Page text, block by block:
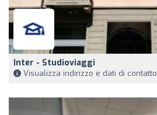
Inter - Studioviaggi
Visualizza indirizzo e dati di contatto